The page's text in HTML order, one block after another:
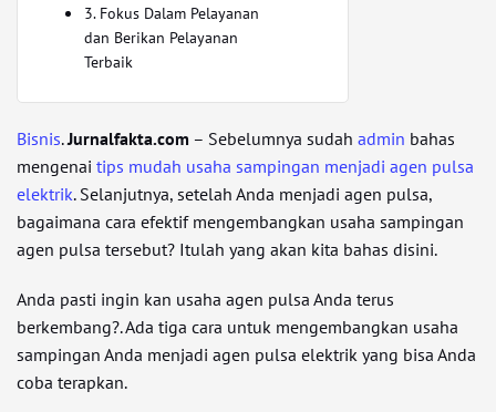
3. Fokus Dalam Pelayanan
dan Berikan Pelayanan
Terbaik
Bisnis.Jurnalfakta.com – Sebelumnya sudah admin bahas
mengenai tips mudah usaha sampingan menjadi agen pulsa
elektrik. Selanjutnya, setelah Anda menjadi agen pulsa,
bagaimana cara efektif mengembangkan usaha sampingan
agen pulsa tersebut? Itulah yang akan kita bahas disini.
Anda pasti ingin kan usaha agen pulsa Anda terus
berkembang?. Ada tiga cara untuk mengembangkan usaha
sampingan Anda menjadi agen pulsa elektrik yang bisa Anda
coba terapkan.